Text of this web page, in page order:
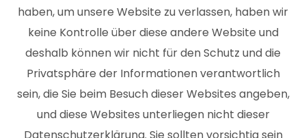
haben, um unsere Website zu verlassen, haben wir
keine Kontrolle über diese andere Website und
deshalb können wir nicht für den Schutz und die
Privatsphäre der Informationen verantwortlich
sein, die Sie beim Besuch dieser Websites angeben,
und diese Websites unterliegen nicht dieser
Datenschutzerklärung. Sie sollten vorsichtig sein